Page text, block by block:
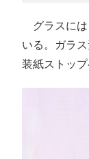
グラスには
いる。ガラ
装紙ストップ